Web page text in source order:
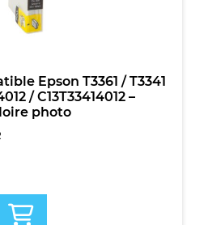
Epson T3361 / T3341
/ C13T33414012 –
photo